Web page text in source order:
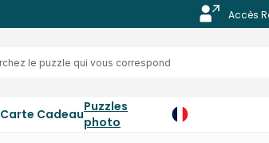
Accès
Carte CadeauPuzzles
photo